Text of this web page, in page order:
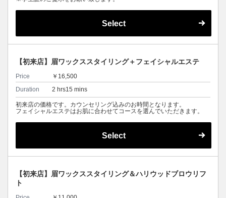
Select
【初来店】眉ワックススタイリング＋フェイシャルエステ
Price
￥16,500
Duration
2 hrs15 mins
初来店の価格です。カウンセリング込みのお時間となります。
フェイシャルエステはお肌に合わせてコースを選んでいただきます。
Select
【初来店】眉ワックススタイリング＆ハリウッドブロウリフ
ト